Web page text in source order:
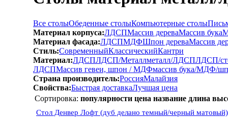
Все столыОбеденные столыКомпьютерные столы
Материал корпуса:ЛДСПМассив дереваМассив бука
Материал фасада:ЛДСПМДФШпон дереваМассив
Стиль:СовременныйКлассическийКантри
Материал:ЛДСПЛДСП/Металлметалл/ЛДСПЛДСП/
ЛДСПМассив гевеи, шпон / МДФмассив бука/МДФ/
Страна производитель:РоссияМалайзия
Свойства:Быстрая доставкаЛучшая цена
Сортировка: популярности цена название длина
Стол Денвер Лофт (дуб делано темный/черный матовый)